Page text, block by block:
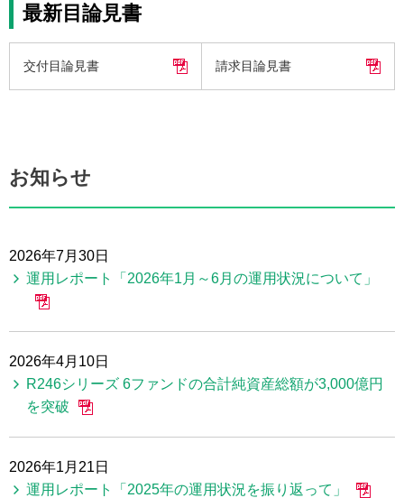
最新目論見書
交付目論見書 請求目論見書
お知らせ
2026年7月30日
運用レポート「2026年1月～6月の運用状況について」
2026年4月10日
R246シリーズ 6ファンドの合計純資産総額が3,000億円
を突破
2026年1月21日
運用レポート「2025年の運用状況を振り返って」